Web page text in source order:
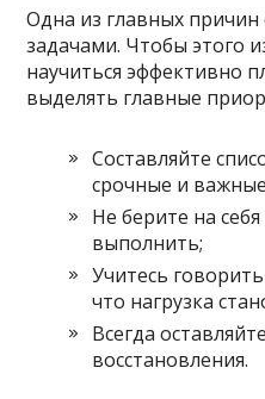
Одна из главных причин
задачами. Чтобы этого
научиться эффективно
выделять главные
Составляйте
срочные и
Не берите на
выполнить;
Учитесь
что нагрузка
Всегда
восстановления.